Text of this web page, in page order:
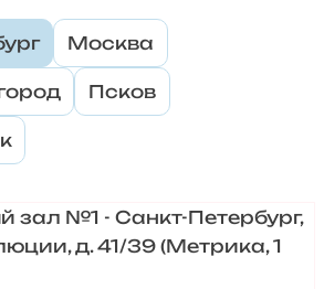
Москва
Псков
зал №1 - Санкт-Петербург,
д. 41/39 (Метрика, 1